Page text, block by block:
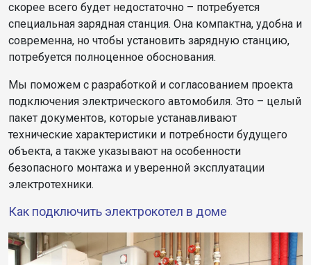
скорее всего будет недостаточно – потребуется
специальная зарядная станция. Она компактна, удобна и
современна, но чтобы установить зарядную станцию,
потребуется полноценное обоснования.
Мы поможем с разработкой и согласованием проекта
подключения электрического автомобиля. Это – целый
пакет документов, которые устанавливают
технические характеристики и потребности будущего
объекта, а также указывают на особенности
безопасного монтажа и уверенной эксплуатации
электротехники.
Как подключить электрокотел в доме